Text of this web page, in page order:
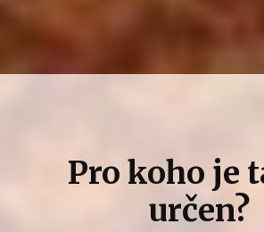
Pro koho je
určen?